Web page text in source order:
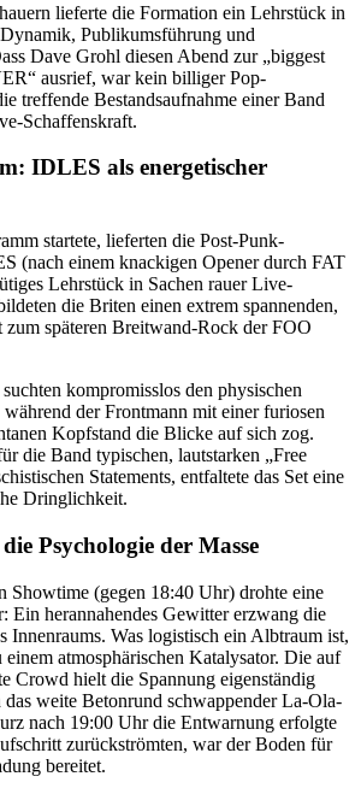
lieferte die Formation ein Lehrstück in
Publikumsführung und
Dave Grohl diesen Abend zur „biggest
ausrief, war kein billiger Pop-
treffende Bestandsaufnahme einer Band
Schaffenskraft.
IDLES als energetischer
startete, lieferten die Post-Punk-
(nach einem knackigen Opener durch FAT
Lehrstück in Sachen rauer Live-
die Briten einen extrem spannenden,
späteren Breitwand-Rock der FOO
kompromisslos den physischen
der Frontmann mit einer furiosen
Kopfstand die Blicke auf sich zog.
die Band typischen, lautstarken „Free
Statements, entfaltete das Set eine
Dringlichkeit.
Psychologie der Masse
Showtime (gegen 18:40 Uhr) drohte eine
Ein herannahendes Gewitter erzwang die
Innenraums. Was logistisch ein Albtraum ist,
atmosphärischen Katalysator. Die auf
Crowd hielt die Spannung eigenständig
das weite Betonrund schwappender La-Ola-
nach 19:00 Uhr die Entwarnung erfolgte
zurückströmten, war der Boden für
bereitet.